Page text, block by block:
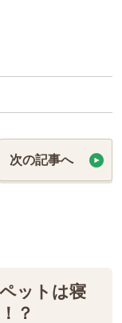
次の記事へ
ットは寝
？